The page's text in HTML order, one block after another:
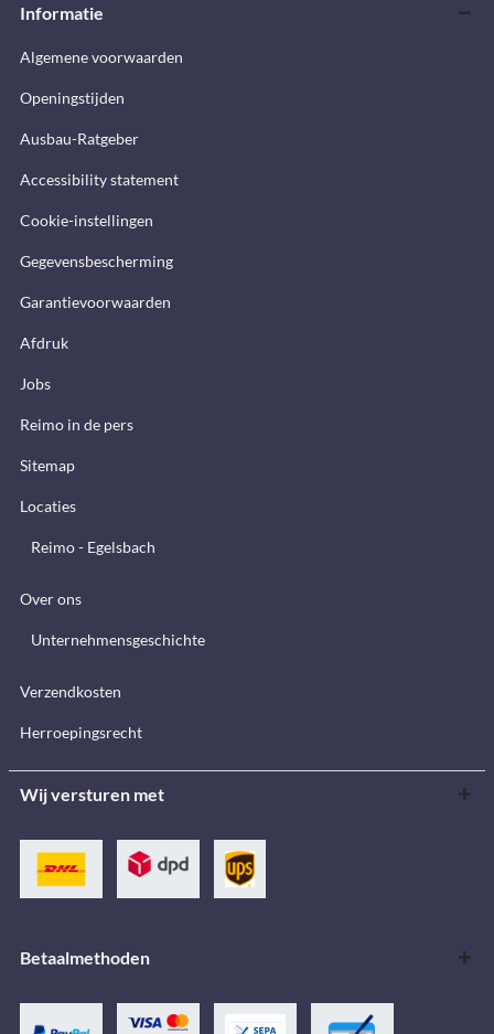
Informatie
Algemene voorwaarden
Openingstijden
Ausbau-Ratgeber
Accessibility statement
Cookie-instellingen
Gegevensbescherming
Garantievoorwaarden
Afdruk
Jobs
Reimo in de pers
Sitemap
Locaties
Reimo - Egelsbach
Over ons
Unternehmensgeschichte
Verzendkosten
Herroepingsrecht
Wij versturen met
Betaalmethoden